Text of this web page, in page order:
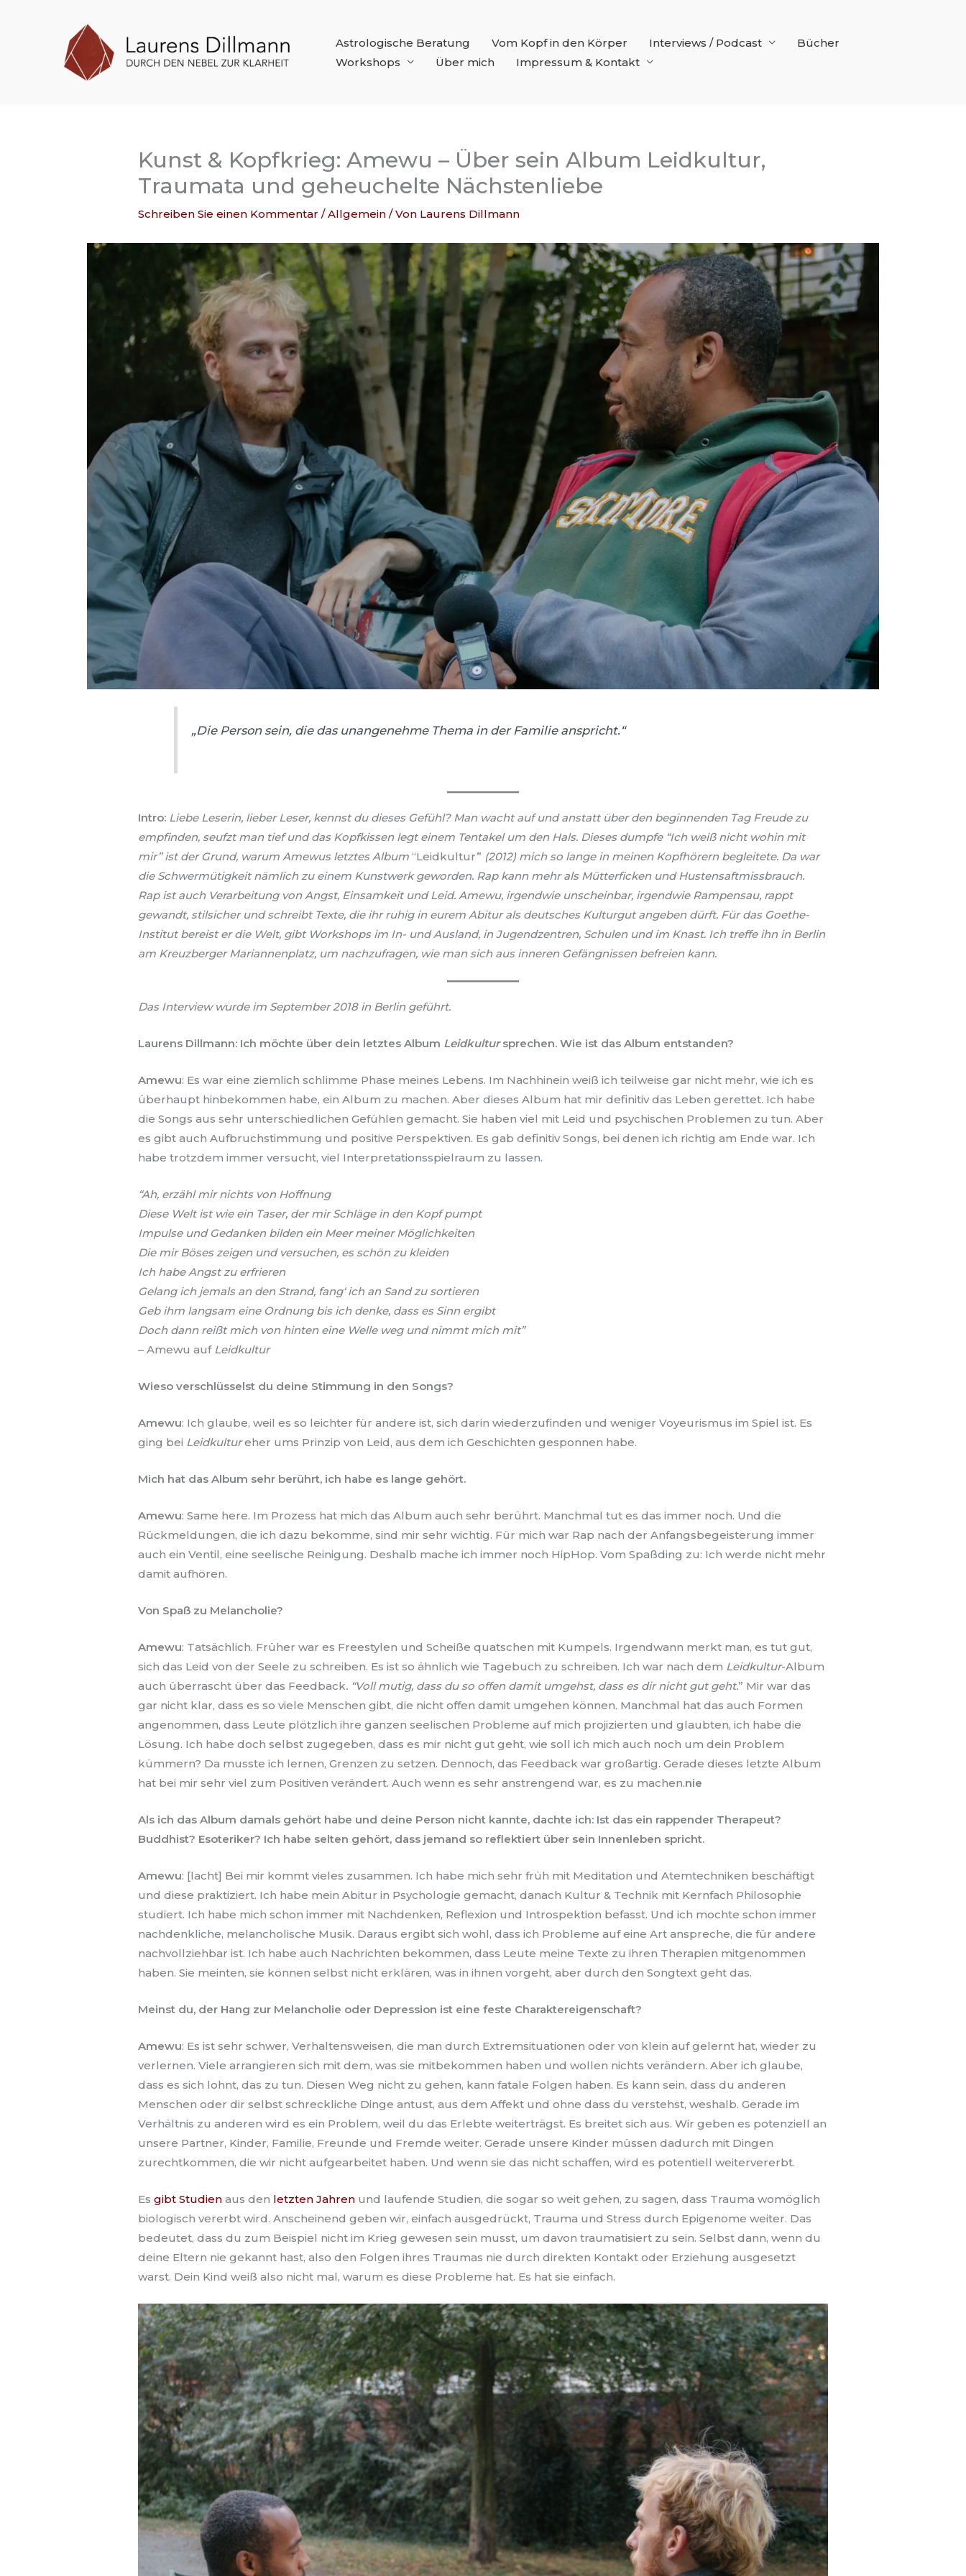
Astrologische Beratung Vom Kopf in den Körper Interviews / Podcast
Bücher
Workshops
Über mich Impressum & Kontakt
Kunst & Kopfkrieg: Amewu – Über sein Album Leidkultur,
Traumata und geheuchelte Nächstenliebe
Schreiben Sie einen Kommentar /Allgemein / Von Laurens Dillmann
„Die Person sein, die das unangenehme Thema in der Familie anspricht.“
Intro: Liebe Leserin, lieber Leser, kennst du dieses Gefühl? Man wacht auf und anstatt über den beginnenden Tag Freude zu
empfinden, seufzt man tief und das Kopfkissen legt einem Tentakel um den Hals. Dieses dumpfe “Ich weiß nicht wohin mit
mir” ist der Grund, warum Amewus letztes Album “Leidkultur” (2012) mich so lange in meinen Kopfhörern begleitete. Da war
die Schwermütigkeit nämlich zu einem Kunstwerk geworden. Rap kann mehr als Mütterficken und Hustensaftmissbrauch.
Rap ist auch Verarbeitung von Angst, Einsamkeit und Leid. Amewu, irgendwie unscheinbar, irgendwie Rampensau, rappt
gewandt, stilsicher und schreibt Texte, die ihr ruhig in eurem Abitur als deutsches Kulturgut angeben dürft. Für das Goethe-
Institut bereist er die Welt, gibt Workshops im In- und Ausland, in Jugendzentren, Schulen und im Knast. Ich treffe ihn in Berlin
am Kreuzberger Mariannenplatz, um nachzufragen, wie man sich aus inneren Gefängnissen befreien kann.
Das Interview wurde im September 2018 in Berlin geführt.
Laurens Dillmann: Ich möchte über dein letztes Album Leidkultursprechen. Wie ist das Album entstanden?
Amewu: Es war eine ziemlich schlimme Phase meines Lebens. Im Nachhinein weiß ich teilweise gar nicht mehr, wie ich es
überhaupt hinbekommen habe, ein Album zu machen. Aber dieses Album hat mir definitiv das Leben gerettet. Ich habe
die Songs aus sehr unterschiedlichen Gefühlen gemacht. Sie haben viel mit Leid und psychischen Problemen zu tun. Aber
es gibt auch Aufbruchstimmung und positive Perspektiven. Es gab definitiv Songs, bei denen ich richtig am Ende war. Ich
habe trotzdem immer versucht, viel Interpretationsspielraum zu lassen.
“Ah, erzähl mir nichts von Hoffnung
Diese Welt ist wie ein Taser, der mir Schläge in den Kopf pumpt
Impulse und Gedanken bilden ein Meer meiner Möglichkeiten
Die mir Böses zeigen und versuchen, es schön zu kleiden
Ich habe Angst zu erfrieren
Gelang ich jemals an den Strand, fang‘ ich an Sand zu sortieren
Geb ihm langsam eine Ordnung bis ich denke, dass es Sinn ergibt
Doch dann reißt mich von hinten eine Welle weg und nimmt mich mit”
– Amewu auf Leidkultur
Wieso verschlüsselst du deine Stimmung in den Songs?
Amewu: Ich glaube, weil es so leichter für andere ist, sich darin wiederzufinden und weniger Voyeurismus im Spiel ist. Es
ging bei Leidkultureher ums Prinzip von Leid, aus dem ich Geschichten gesponnen habe.
Mich hat das Album sehr berührt, ich habe es lange gehört.
Amewu: Same here. Im Prozess hat mich das Album auch sehr berührt. Manchmal tut es das immer noch. Und die
Rückmeldungen, die ich dazu bekomme, sind mir sehr wichtig. Für mich war Rap nach der Anfangsbegeisterung immer
auch ein Ventil, eine seelische Reinigung. Deshalb mache ich immer noch HipHop. Vom Spaßding zu: Ich werde nicht mehr
damit aufhören.
Von Spaß zu Melancholie?
Amewu: Tatsächlich. Früher war es Freestylen und Scheiße quatschen mit Kumpels. Irgendwann merkt man, es tut gut,
sich das Leid von der Seele zu schreiben. Es ist so ähnlich wie Tagebuch zu schreiben. Ich war nach dem Leidkultur-Album
auch überrascht über das Feedback. “Voll mutig, dass du so offen damit umgehst, dass es dir nicht gut geht.” Mir war das
gar nicht klar, dass es so viele Menschen gibt, die nicht offen damit umgehen können. Manchmal hat das auch Formen
angenommen, dass Leute plötzlich ihre ganzen seelischen Probleme auf mich projizierten und glaubten, ich habe die
Lösung. Ich habe doch selbst zugegeben, dass es mir nicht gut geht, wie soll ich mich auch noch um dein Problem
kümmern? Da musste ich lernen, Grenzen zu setzen. Dennoch, das Feedback war großartig. Gerade dieses letzte Album
hat bei mir sehr viel zum Positiven verändert. Auch wenn es sehr anstrengend war, es zu machen.nie
Als ich das Album damals gehört habe und deine Person nicht kannte, dachte ich: Ist das ein rappender Therapeut?
Buddhist? Esoteriker? Ich habe selten gehört, dass jemand so reflektiert über sein Innenleben spricht.
Amewu: [lacht] Bei mir kommt vieles zusammen. Ich habe mich sehr früh mit Meditation und Atemtechniken beschäftigt
und diese praktiziert. Ich habe mein Abitur in Psychologie gemacht, danach Kultur & Technik mit Kernfach Philosophie
studiert. Ich habe mich schon immer mit Nachdenken, Reflexion und Introspektion befasst. Und ich mochte schon immer
nachdenkliche, melancholische Musik. Daraus ergibt sich wohl, dass ich Probleme auf eine Art anspreche, die für andere
nachvollziehbar ist. Ich habe auch Nachrichten bekommen, dass Leute meine Texte zu ihren Therapien mitgenommen
haben. Sie meinten, sie können selbst nicht erklären, was in ihnen vorgeht, aber durch den Songtext geht das.
Meinst du, der Hang zur Melancholie oder Depression ist eine feste Charaktereigenschaft?
Amewu: Es ist sehr schwer, Verhaltensweisen, die man durch Extremsituationen oder von klein auf gelernt hat, wieder zu
verlernen. Viele arrangieren sich mit dem, was sie mitbekommen haben und wollen nichts verändern. Aber ich glaube,
dass es sich lohnt, das zu tun. Diesen Weg nicht zu gehen, kann fatale Folgen haben. Es kann sein, dass du anderen
Menschen oder dir selbst schreckliche Dinge antust, aus dem Affekt und ohne dass du verstehst, weshalb. Gerade im
Verhältnis zu anderen wird es ein Problem, weil du das Erlebte weiterträgst. Es breitet sich aus. Wir geben es potenziell an
unsere Partner, Kinder, Familie, Freunde und Fremde weiter. Gerade unsere Kinder müssen dadurch mit Dingen
zurechtkommen, die wir nicht aufgearbeitet haben. Und wenn sie das nicht schaffen, wird es potentiell weitervererbt.
Es gibt Studien aus den letzten Jahren und laufende Studien, die sogar so weit gehen, zu sagen, dass Trauma womöglich
biologisch vererbt wird. Anscheinend geben wir, einfach ausgedrückt, Trauma und Stress durch Epigenome weiter. Das
bedeutet, dass du zum Beispiel nicht im Krieg gewesen sein musst, um davon traumatisiert zu sein. Selbst dann, wenn du
deine Eltern nie gekannt hast, also den Folgen ihres Traumas nie durch direkten Kontakt oder Erziehung ausgesetzt
warst. Dein Kind weiß also nicht mal, warum es diese Probleme hat. Es hat sie einfach.